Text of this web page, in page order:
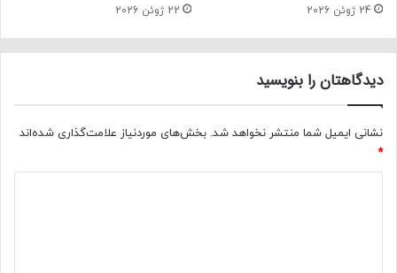
24 ژوئن 2026 22 ژوئن 2026
دیدگاهتان را بنویسید
نشانی ایمیل شما منتشر نخواهد شد. بخش‌های موردنیاز علامت‌گذاری شده‌اند
*